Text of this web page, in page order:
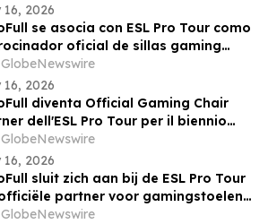
16, 2026
se asocia con ESL Pro Tour como
oficial de sillas gaming
la temporada 2026-2027
GlobeNewswire
16, 2026
diventa Official Gaming Chair
dell'ESL Pro Tour per il biennio
2027
GlobeNewswire
16, 2026
sluit zich aan bij de ESL Pro Tour
partner voor gamingstoelen
GlobeNewswire